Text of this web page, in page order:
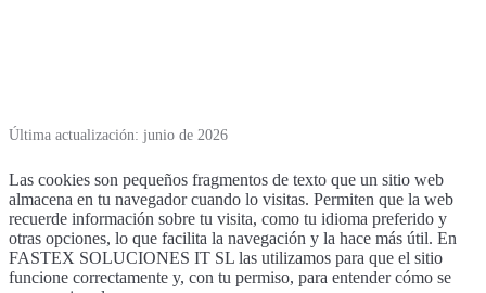
Última actualización: junio de 2026
Las cookies son pequeños fragmentos de texto que un sitio web
almacena en tu navegador cuando lo visitas. Permiten que la web
recuerde información sobre tu visita, como tu idioma preferido y
otras opciones, lo que facilita la navegación y la hace más útil. En
FASTEX SOLUCIONES IT SL las utilizamos para que el sitio
funcione correctamente y, con tu permiso, para entender cómo se